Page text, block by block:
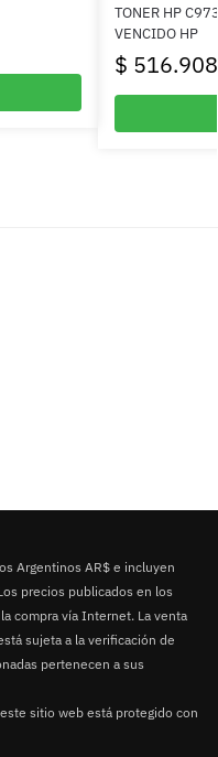
TONER HP
VENCIDO HP
$ 516.908
Argentinos AR$ e incluyen
precios publicados en los
compra vía Internet. La venta
sujeta a la verificación de
pertenecen a sus
sitio web está protegido con